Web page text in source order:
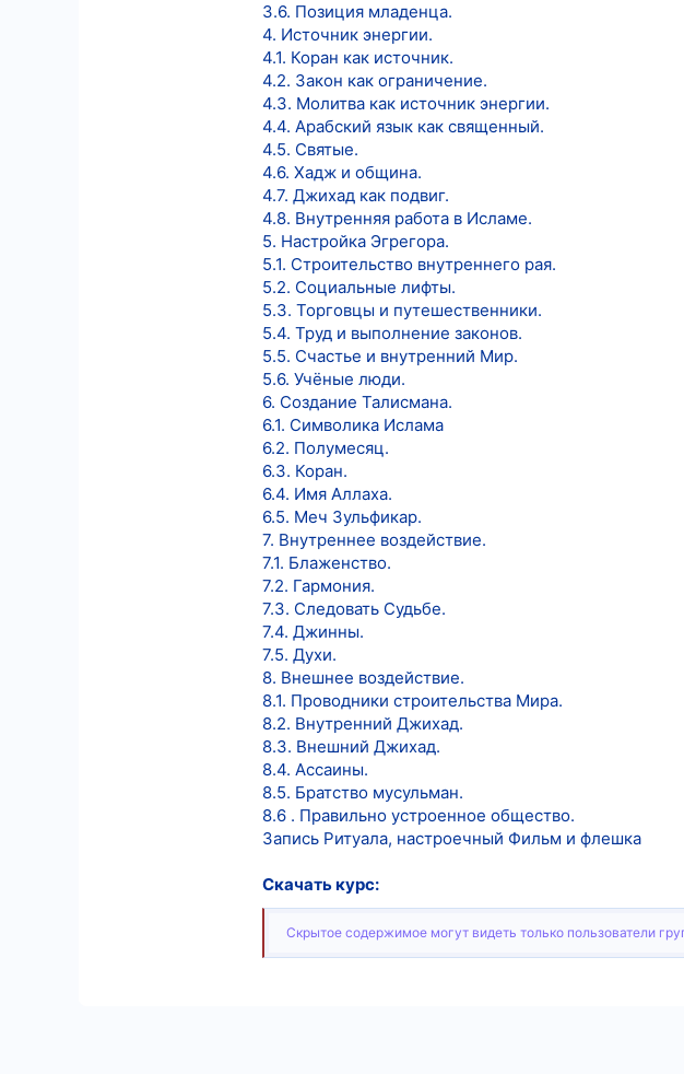
3.6. Позиция младенца.
4. Источник энергии.
4.1. Коран как источник.
4.2. Закон как ограничение.
4.3. Молитва как источник энергии.
4.4. Арабский язык как священный.
4.5. Святые.
4.6. Хадж и община.
4.7. Джихад как подвиг.
4.8. Внутренняя работа в Исламе.
5. Настройка Эгрегора.
5.1. Строительство внутреннего рая.
5.2. Социальные лифты.
5.3. Торговцы и путешественники.
5.4. Труд и выполнение законов.
5.5. Счастье и внутренний Мир.
5.6. Учёные люди.
6. Создание Талисмана.
6.1. Символика Ислама
6.2. Полумесяц.
6.3. Коран.
6.4. Имя Аллаха.
6.5. Меч Зульфикар.
7. Внутреннее воздействие.
7.1. Блаженство.
7.2. Гармония.
7.3. Следовать Судьбе.
7.4. Джинны.
7.5. Духи.
8. Внешнее воздействие.
8.1. Проводники строительства Мира.
8.2. Внутренний Джихад.
8.3. Внешний Джихад.
8.4. Ассаины.
8.5. Братство мусульман.
8.6 . Правильно устроенное общество.
Запись Ритуала, настроечный Фильм и флешка
Скачать курс:
Скрытое содержимое могут видеть только пользователи